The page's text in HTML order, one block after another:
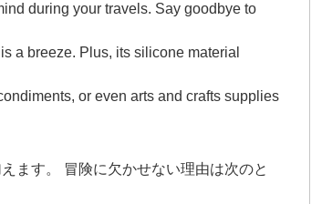
during your travels. Say goodbye to
a breeze. Plus, its silicone material
or even arts and crafts supplies
ます。 冒険に欠かせない理由は次のと